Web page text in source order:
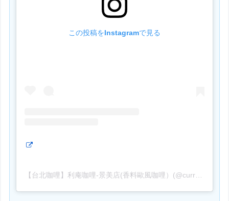
この投稿をInstagramで見る
【台北咖哩】利庵咖哩-景美店(香料歐風咖哩）(@curry_taipei)がシェアした投稿